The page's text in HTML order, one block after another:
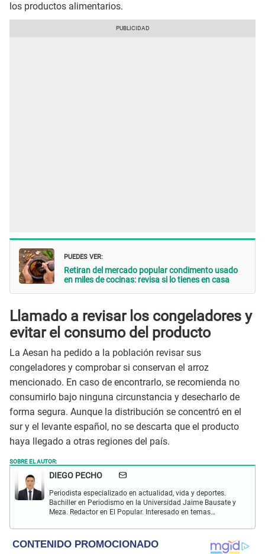
los productos alimentarios.
PUEDES VER:
Retiran del mercado popular condimento usado
en miles de cocinas: revisa si lo tienes en casa
Llamado a revisar los congeladores y
evitar el consumo del producto
La Aesan ha pedido a la población revisar sus
congeladores y comprobar si conservan el arroz
mencionado. En caso de encontrarlo, se recomienda no
consumirlo bajo ninguna circunstancia y desecharlo de
forma segura. Aunque la distribución se concentró en el
sur y el levante español, no se descarta que el producto
haya llegado a otras regiones del país.
SOBRE EL AUTOR:
DIEGO PECHO
Periodista especializado en actualidad, vida y deportes.
Bachiller en Periodismo en la Universidad Jaime Bausate y
Meza. Redactor en El Popular. Interesado en temas
internacional, trucos caseros y educación.